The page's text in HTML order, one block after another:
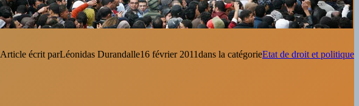
Article écrit parLéonidas Durandalle16 février 2011dans la catégorieEtat de droit et politique